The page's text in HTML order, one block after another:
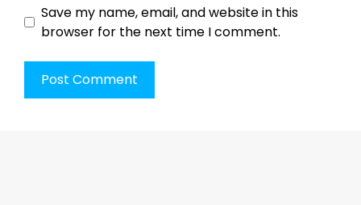
Save my name, email, and website in this
browser for the next time I comment.